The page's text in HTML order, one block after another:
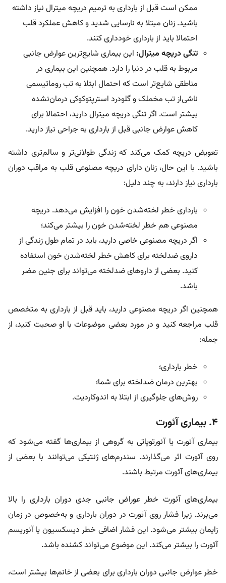
ممکن است قبل از بارداری به ترمیم دریچه میترال نیاز داشته
باشید. زنان مبتلا به نارسایی شدید و کاهش عملکرد قلب
احتمالا باید از بارداری خودداری کنند.
تنگی دریچه میترال: این بیماری شایع‌ترین عوارض جانبی
مربوط به قلب در دنیا را دارد. همچنین این بیماری در
مناطقی شایع‌تر است که احتمال ابتلا به تب روماتیسمی
ناشی‌از تب مخملک و گلودرد استرپتوکوکی درمان‌نشده
بیشتر است. اگر تنگی دریچه میترال دارید، احتمالا برای
کاهش عوارض جانبی قبل از بارداری به جراحی نیاز دارید.
تعویض دریچه کمک می‌کند که زندگی طولانی‌تر و سالم‌تری داشته
باشید. با این حال، زنان دارای دریچه مصنوعی قلب به مراقب دوران
بارداری نیاز دارند، به چند دلیل:
بارداری خطر لخته‌شدن خون را افزایش می‌دهد. دریچه
مصنوعی هم خطر لخته‌شدن خون را بیشتر می‌کند؛
اگر دریچه مصنوعی خاصی دارید، باید در تمام طول زندگی از
داروی ضدلخته برای کاهش خطر لخته‌شدن خون استفاده
کنید. بعضی از داروهای ضدلخته می‌تواند برای جنین مضر
باشد.
همچنین اگر دریچه مصنوعی دارید، باید قبل از بارداری به متخصص
قلب مراجعه کنید و در مورد بعضی موضوعات با او صحبت کنید، از
جمله:
خطر بارداری؛
بهترین درمان ضدلخته برای شما؛
روش‌های جلوگیری از ابتلا به اندوکاردیت.
۴. بیماری آئورت
بیماری آئورت یا آئورتوپاتی به گروهی از بیماری‌ها گفته می‌شود که
روی آئورت اثر می‌گذارند. سندرم‌های ژنتیکی می‌توانند با بعضی از
بیماری‌های آئورت مرتبط باشند.
بیماری‌های آئورت خطر عوراض جانبی جدی دوران بارداری را بالا
می‌برند. زیرا فشار روی آئورت در دوران بارداری و به‌خصوص در زمان
زایمان بیشتر می‌شود. این فشار اضافی خطر دیسکسیون یا آنوریسم
آئورت را بیشتر می‌کند. این موضوع می‌تواند کشنده باشد.
خطر عوارض جانبی دوران بارداری برای بعضی از خانم‌ها بیشتر است،